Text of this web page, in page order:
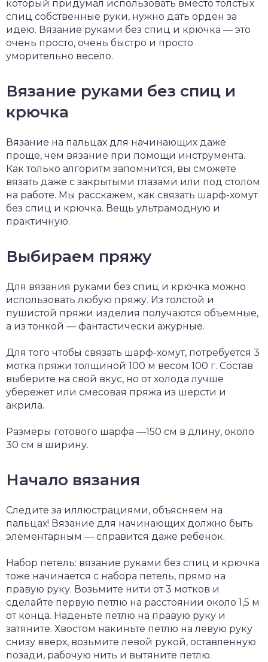
который придумал использовать вместо толстых
спиц собственные руки, нужно дать орден за
идею. Вязание руками без спиц и крючка — это
очень просто, очень быстро и просто
уморительно весело.
Вязание руками без спиц и
крючка
Вязание на пальцах для начинающих даже
проще, чем вязание при помощи инструмента.
Как только алгоритм запомнится, вы сможете
вязать даже с закрытыми глазами или под столом
на работе. Мы расскажем, как связать шарф-хомут
без спиц и крючка. Вещь ультрамодную и
практичную.
Выбираем пряжу
Для вязания руками без спиц и крючка можно
использовать любую пряжу. Из толстой и
пушистой пряжи изделия получаются объемные,
а из тонкой — фантастически ажурные.
Для того чтобы связать шарф-хомут, потребуется 3
мотка пряжи толщиной 100 м весом 100 г. Состав
выберите на свой вкус, но от холода лучше
убережет или смесовая пряжа из шерсти и
акрила.
Размеры готового шарфа —150 см в длину, около
30 см в ширину.
Начало вязания
Следите за иллюстрациями, объясняем на
пальцах! Вязание для начинающих должно быть
элементарным — справится даже ребенок.
Набор петель: вязание руками без спиц и крючка
тоже начинается с набора петель, прямо на
правую руку. Возьмите нити от 3 мотков и
сделайте первую петлю на расстоянии около 1,5 м
от конца. Наденьте петлю на правую руку и
затяните. Хвостом накиньте петлю на левую руку
снизу вверх, возьмите левой рукой, оставленную
позади, рабочую нить и вытяните петлю.